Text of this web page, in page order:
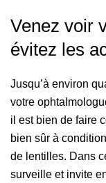
Venez voir
évitez les
Jusqu’à environ
votre
il est bien de faire
bien sûr à
de lentilles. Dans
surveille et invite